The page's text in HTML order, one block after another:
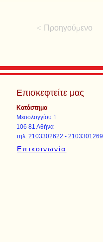
< Προηγούμενο
Επισκεφτείτε μας
Κατάστημα
Μεσολογγίου 1
106 81 Αθήνα
τηλ. 2103302622 - 2103301269
Επικοινωνία